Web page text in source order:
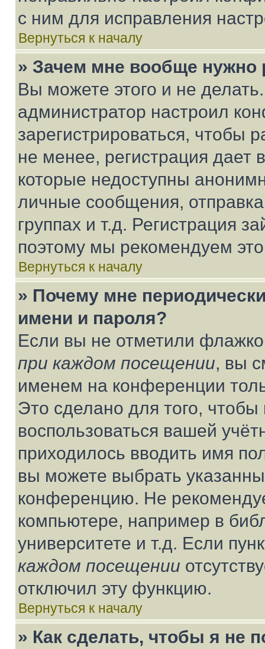
с ним для исправления
Вернуться к началу
» Зачем мне вообще нужно
Вы можете этого и не
администратор настроил
зарегистрироваться, чтобы
не менее, регистрация
которые недоступны
личные сообщения,
группах и т.д. Регистрация
поэтому мы рекомендуем
Вернуться к началу
» Почему мне
имени и пароля?
Если вы не отметили
при каждом посещении, вы
именем на конференции
Это сделано для того, чтобы
воспользоваться вашей
приходилось вводить имя
вы можете выбрать
конференцию. Не
компьютере, например в
университете и т.д. Если
каждом посещении
отключил эту функцию.
Вернуться к началу
» Как сделать, чтобы я не